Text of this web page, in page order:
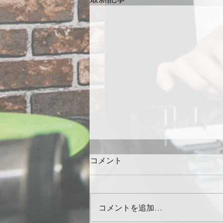
コメント
コメントを追加…